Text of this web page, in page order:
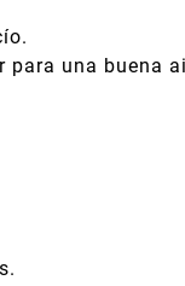
para una buena